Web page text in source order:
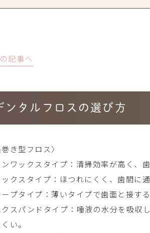
記事へ
ンタルフロスの選び方
き型フロス〉
ワックスタイプ：清掃効率が高く、歯
クスタイプ：ほつれにくく、歯間に通
プタイプ：薄いタイプで歯面と接す
スパンドタイプ：唾液の水分を吸収
い。